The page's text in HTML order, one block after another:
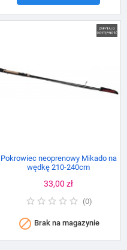
Pokrowiec neoprenowy Mikado na
wędkę 210-240cm
Cena
33,00 zł
(0)
 Brak na magazynie